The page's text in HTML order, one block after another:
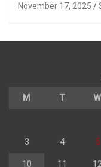
November 17, 2025
M T W
3 4 5
10 11